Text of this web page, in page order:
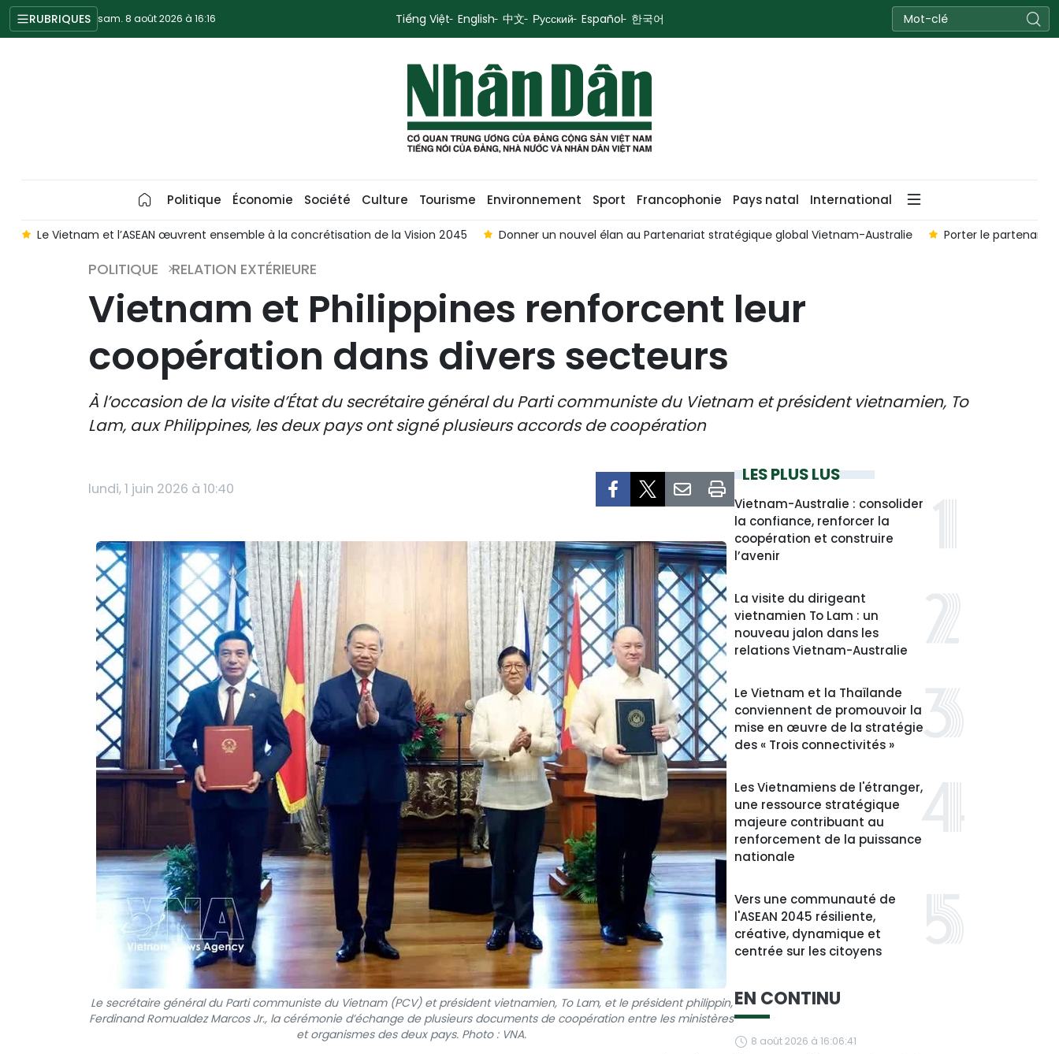
RUBRIQUES sam. 8 août 2026 à 16:16 Tiếng Việt English 中文 Русский Español 한국어
Politique Économie Société Culture Tourisme Environnement Sport Francophonie Pays natal International
2045 Donner un nouvel élan au Partenariat stratégique global Vietnam-Australie Porter le partenariat stratégique intégral Vietnam – Nouvelle-Zélande à une nouvelle hauteur
POLITIQUE RELATION EXTÉRIEURE
Vietnam et Philippines renforcent leur
coopération dans divers secteurs
À l’occasion de la visite d’État du secrétaire général du Parti communiste du Vietnam et président vietnamien, To
Lam, aux Philippines, les deux pays ont signé plusieurs accords de coopération
lundi, 1 juin 2026 à 10:40
Le secrétaire général du Parti communiste du Vietnam (PCV) et président vietnamien, To Lam, et le président philippin,
Ferdinand Romualdez Marcos Jr., la cérémonie d’échange de plusieurs documents de coopération entre les ministères
et organismes des deux pays. Photo : VNA.
LES PLUS LUS
Vietnam-Australie : consolider
la confiance, renforcer la
coopération et construire
l’avenir
La visite du dirigeant
vietnamien To Lam : un
nouveau jalon dans les
relations Vietnam-Australie
Le Vietnam et la Thaïlande
conviennent de promouvoir la
mise en œuvre de la stratégie
des « Trois connectivités »
Les Vietnamiens de l'étranger,
une ressource stratégique
majeure contribuant au
renforcement de la puissance
nationale
Vers une communauté de
l'ASEAN 2045 résiliente,
créative, dynamique et
centrée sur les citoyens
EN CONTINU
8 août 2026 à 16:06:41